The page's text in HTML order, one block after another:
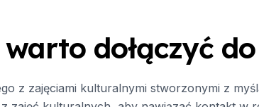
SIELE
Buenos Aires
dołączyć
z zajęciami kulturalnymi stworzonymi z